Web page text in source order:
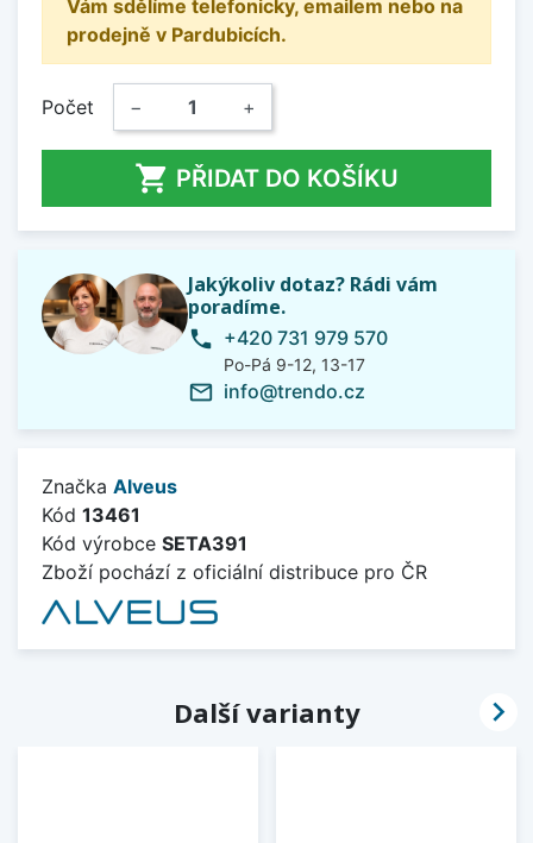
Vám sdělíme telefonicky, emailem nebo na
prodejně v Pardubicích.
Počet − +
 PŘIDAT DO KOŠÍKU
Jakýkoliv dotaz? Rádi vám
poradíme.
phone +420 731 979 570
Po-Pá 9-12, 13-17
mail_outline info@trendo.cz
Značka Alveus
Kód 13461
Kód výrobce SETA391
Zboží pochází z oficiální distribuce pro ČR
Další varianty 